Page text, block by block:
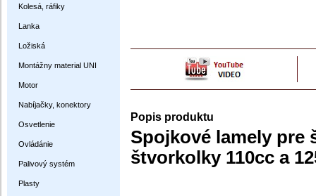
Kolesá, ráfiky
Lanka
Ložiská
Montážny material UNI
Motor
Nabíjačky, konektory
Osvetlenie
Ovládánie
Palivový systém
Plasty
Popis produktu
Spojkové lamely pre
štvorkolky 110cc a